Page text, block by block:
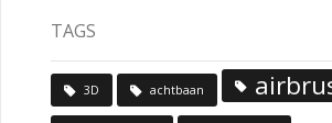
TAGS
3D achtbaan